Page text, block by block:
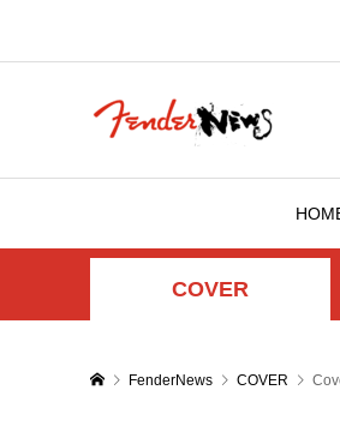
COVER
FenderNews COVER